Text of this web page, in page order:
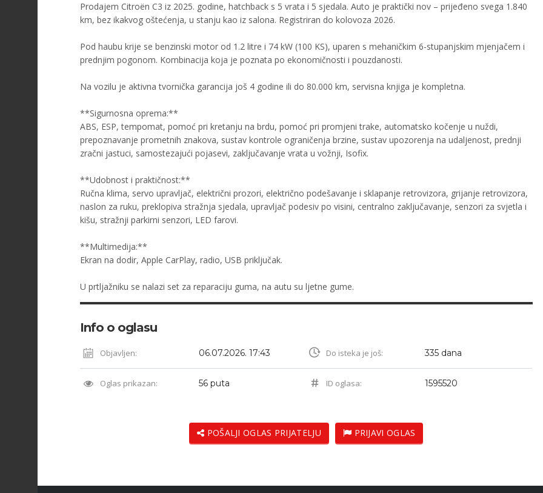
Prodajem Citroën C3 iz 2025. godine, hatchback s 5 vrata i 5 sjedala. Auto je praktički nov – prijeđeno svega 1.840
km, bez ikakvog oštećenja, u stanju kao iz salona. Registriran do kolovoza 2026.
Pod haubu krije se benzinski motor od 1.2 litre i 74 kW (100 KS), uparen s mehaničkim 6-stupanjskim mjenjačem i
prednjim pogonom. Kombinacija koja je poznata po ekonomičnosti i pouzdanosti.
Na vozilu je aktivna tvornička garancija još 4 godine ili do 80.000 km, servisna knjiga je kompletna.
**Sigurnosna oprema:**
ABS, ESP, tempomat, pomoć pri kretanju na brdu, pomoć pri promjeni trake, automatsko kočenje u nuždi,
prepoznavanje prometnih znakova, sustav kontrole ograničenja brzine, sustav upozorenja na udaljenost, prednji
zračni jastuci, samostezajući pojasevi, zaključavanje vrata u vožnji, Isofix.
**Udobnost i praktičnost:**
Ručna klima, servo upravljač, električni prozori, električno podešavanje i sklapanje retrovizora, grijanje retrovizora,
naslon za ruku, preklopiva stražnja sjedala, upravljač podesiv po visini, centralno zaključavanje, senzori za svjetla i
kišu, stražnji parkirni senzori, LED farovi.
**Multimedija:**
Ekran na dodir, Apple CarPlay, radio, USB priključak.
U prtljažniku se nalazi set za reparaciju guma, na autu su ljetne gume.
Info o oglasu
Objavljen: 06.07.2026. 17:43 Do isteka je još: 335 dana
Oglas prikazan: 56 puta ID oglasa: 1595520
POŠALJI OGLAS PRIJATELJU PRIJAVI OGLAS